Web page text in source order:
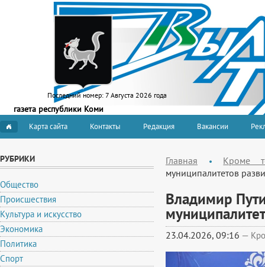
Последний номер: 7 Августа 2026 года
газета республики Коми
Карта сайта Контакты Редакция Вакансии
РУБРИКИ
Общество
Происшествия
Культура и искусство
Экономика
Политика
Спорт
Главная
Кроме
муниципалитетов
Владимир
23.04.2026, 09:16 —